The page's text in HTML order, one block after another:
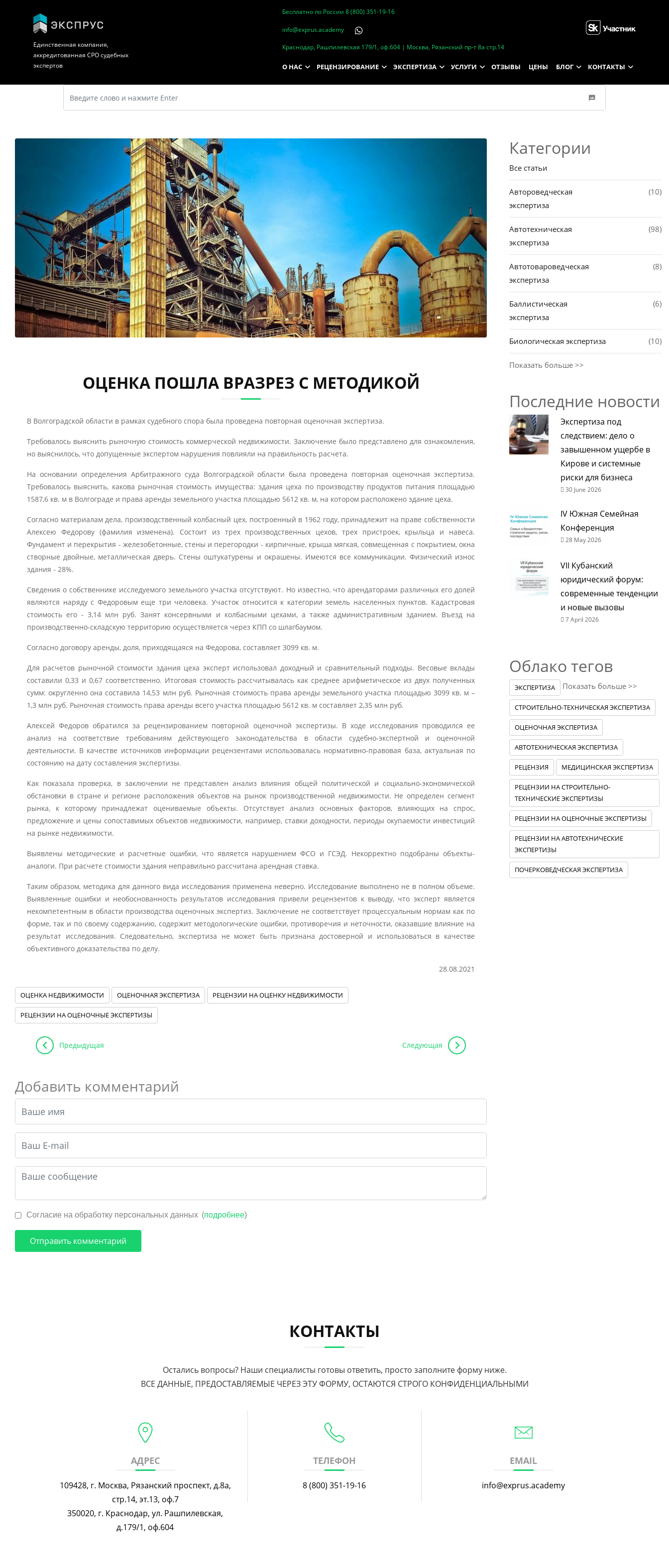
Единственная компания,
аккредитованная СРО судебных
экспертов
Бесплатно по России 8 (800) 351-19-16
info@exprus.academy
Краснодар, Рашпилевская 179/1, оф.604 | Москва, Рязанский пр-т 8а стр.14
О НАС РЕЦЕНЗИРОВАНИЕ ЭКСПЕРТИЗА УСЛУГИ ОТЗЫВЫ ЦЕНЫ БЛОГ КОНТАКТЫ
ОЦЕНКА ПОШЛА ВРАЗРЕЗ С МЕТОДИКОЙ
В Волгоградской области в рамках судебного спора была проведена повторная оценочная экспертиза.
Требовалось выяснить рыночную стоимость коммерческой недвижимости. Заключение было представлено для ознакомления,
но выяснилось, что допущенные экспертом нарушения повлияли на правильность расчета.
На основании определения Арбитражного суда Волгоградской области была проведена повторная оценочная экспертиза.
Требовалось выяснить, какова рыночная стоимость имущества: здания цеха по производству продуктов питания площадью
1587,6 кв. м в Волгограде и права аренды земельного участка площадью 5612 кв. м, на котором расположено здание цеха.
Согласно материалам дела, производственный колбасный цех, построенный в 1962 году, принадлежит на праве собственности
Алексею Федорову (фамилия изменена). Состоит из трех производственных цехов, трех пристроек, крыльца и навеса.
Фундамент и перекрытия - железобетонные, стены и перегородки - кирпичные, крыша мягкая, совмещенная с покрытием, окна
створные двойные, металлическая дверь. Стены оштукатурены и окрашены. Имеются все коммуникации. Физический износ
здания - 28%.
Сведения о собственнике исследуемого земельного участка отсутствуют. Но известно, что арендаторами различных его долей
являются наряду с Федоровым еще три человека. Участок относится к категории земель населенных пунктов. Кадастровая
стоимость его - 3,14 млн руб. Занят консервными и колбасными цехами, а также административным зданием. Въезд на
производственно-складскую территорию осуществляется через КПП со шлагбаумом.
Согласно договору аренды, доля, приходящаяся на Федорова, составляет 3099 кв. м.
Для расчетов рыночной стоимости здания цеха эксперт использовал доходный и сравнительный подходы. Весовые вклады
составили 0,33 и 0,67 соответственно. Итоговая стоимость рассчитывалась как среднее арифметическое из двух полученных
сумм: округленно она составила 14,53 млн руб. Рыночная стоимость права аренды земельного участка площадью 3099 кв. м –
1,3 млн руб. Рыночная стоимость права аренды всего участка площадью 5612 кв. м составляет 2,35 млн руб.
Алексей Федоров обратился за рецензированием повторной оценочной экспертизы. В ходе исследования проводился ее
анализ на соответствие требованиям действующего законодательства в области судебно-экспертной и оценочной
деятельности. В качестве источников информации рецензентами использовалась нормативно-правовая база, актуальная по
состоянию на дату составления экспертизы.
Как показала проверка, в заключении не представлен анализ влияния общей политической и социально-экономической
обстановки в стране и регионе расположения объектов на рынок производственной недвижимости. Не определен сегмент
рынка, к которому принадлежат оцениваемые объекты. Отсутствует анализ основных факторов, влияющих на спрос,
предложение и цены сопоставимых объектов недвижимости, например, ставки доходности, периоды окупаемости инвестиций
на рынке недвижимости.
Выявлены методические и расчетные ошибки, что является нарушением ФСО и ГСЭД. Некорректно подобраны объекты-
аналоги. При расчете стоимости здания неправильно рассчитана арендная ставка.
Таким образом, методика для данного вида исследования применена неверно. Исследование выполнено не в полном объеме.
Выявленные ошибки и необоснованность результатов исследования привели рецензентов к выводу, что эксперт является
некомпетентным в области производства оценочных экспертиз. Заключение не соответствует процессуальным нормам как по
форме, так и по своему содержанию, содержит методологические ошибки, противоречия и неточности, оказавшие влияние на
результат исследования. Следовательно, экспертиза не может быть признана достоверной и использоваться в качестве
объективного доказательства по делу.
28.08.2021
ОЦЕНКА НЕДВИЖИМОСТИ ОЦЕНОЧНАЯ ЭКСПЕРТИЗА РЕЦЕНЗИИ НА ОЦЕНКУ НЕДВИЖИМОСТИ
РЕЦЕНЗИИ НА ОЦЕНОЧНЫЕ ЭКСПЕРТИЗЫ
Предыдущая Следующая
Добавить комментарий
Согласие на обработку персональных данных (подробнее)
Отправить комментарий
Категории
Все статьи
Автороведческая
экспертиза
(10)
Автотехническая
экспертиза
(98)
Автотовароведческая
экспертиза
(8)
Баллистическая
экспертиза
(6)
Биологическая экспертиза (10)
Показать больше >>
Последние новости
Экспертиза под
следствием: дело о
завышенном ущербе в
Кирове и системные
риски для бизнеса
30 June 2026
IV Южная Семейная
Конференция
28 May 2026
VII Кубанский
юридический форум:
современные тенденции
и новые вызовы
7 April 2026
Облако тегов
ЭКСПЕРТИЗА
СТРОИТЕЛЬНО-ТЕХНИЧЕСКАЯ ЭКСПЕРТИЗА
ОЦЕНОЧНАЯ ЭКСПЕРТИЗА
АВТОТЕХНИЧЕСКАЯ ЭКСПЕРТИЗА
РЕЦЕНЗИЯ МЕДИЦИНСКАЯ ЭКСПЕРТИЗА
РЕЦЕНЗИИ НА СТРОИТЕЛЬНО-
ТЕХНИЧЕСКИЕ ЭКСПЕРТИЗЫ
РЕЦЕНЗИИ НА ОЦЕНОЧНЫЕ ЭКСПЕРТИЗЫ
РЕЦЕНЗИИ НА АВТОТЕХНИЧЕСКИЕ
ЭКСПЕРТИЗЫ
ПОЧЕРКОВЕДЧЕСКАЯ ЭКСПЕРТИЗА
Показать больше >>
КОНТАКТЫ
Остались вопросы? Наши специалисты готовы ответить, просто заполните форму ниже.
ВСЕ ДАННЫЕ, ПРЕДОСТАВЛЯЕМЫЕ ЧЕРЕЗ ЭТУ ФОРМУ, ОСТАЮТСЯ СТРОГО КОНФИДЕНЦИАЛЬНЫМИ
АДРЕС
109428, г. Москва, Рязанский проспект, д.8а,
стр.14, эт.13, оф.7
350020, г. Краснодар, ул. Рашпилевская,
д.179/1, оф.604
ТЕЛЕФОН
8 (800) 351-19-16
EMAIL
info@exprus.academy